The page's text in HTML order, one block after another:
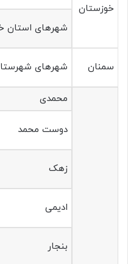
خوزستان
شهرهای استان
سمنان شهرهای
محمدی
دوست محمد
زهک
ادیمی
بنجار